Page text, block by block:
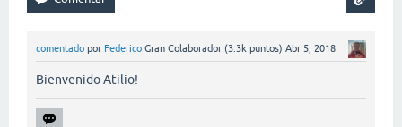
comentado por Federico Gran Colaborador (3.3k puntos) Abr 5, 2018
Bienvenido Atilio!